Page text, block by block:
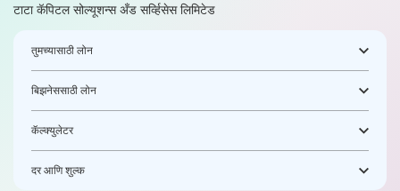
टाटा कॅपिटल सोल्यूशन्स अँड सर्व्हिसेस लिमिटेड
तुमच्यासाठी लोन
बिझनेससाठी लोन
कॅल्क्युलेटर
दर आणि शुल्क